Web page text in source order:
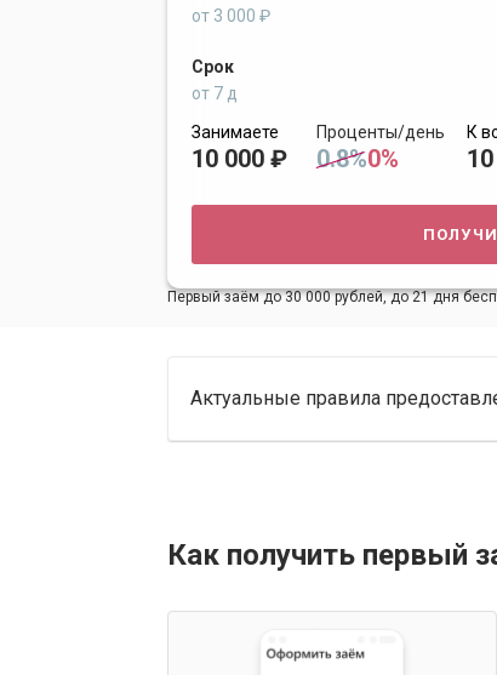
от 3 000 ₽
Срок
от 7 д
Занимаете
10 000 ₽
Проценты/день
0.8%0%
К
Первый заём до 30 000 рублей, до 21 дня
Актуальные правила
Как получить первый